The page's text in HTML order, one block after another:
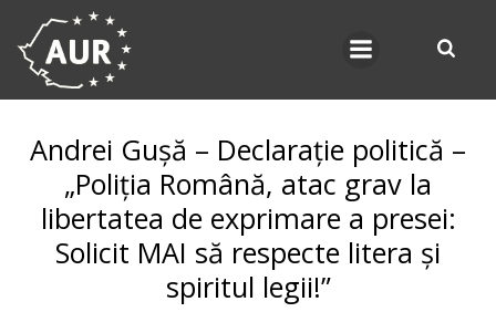
Andrei Gușă – Declarație politică –
„Poliția Română, atac grav la
libertatea de exprimare a presei:
Solicit MAI să respecte litera și
spiritul legii!”